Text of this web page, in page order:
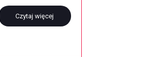
Czytaj więcej